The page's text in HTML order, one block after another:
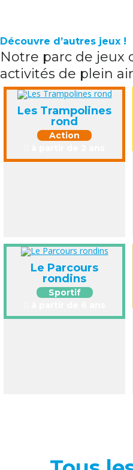
Découvre d’autres jeux !
Notre parc de jeux
activités de plein
Les Trampolines
rond
Action
Le Parcours
rondins
Sportif